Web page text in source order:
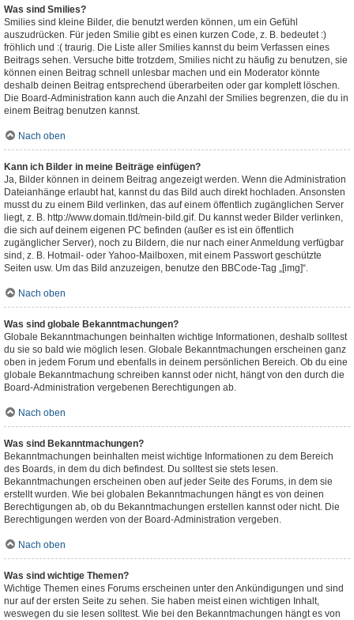
Was sind Smilies?
Smilies sind kleine Bilder, die benutzt werden können, um ein Gefühl
auszudrücken. Für jeden Smilie gibt es einen kurzen Code, z. B. bedeutet :)
fröhlich und :( traurig. Die Liste aller Smilies kannst du beim Verfassen eines
Beitrags sehen. Versuche bitte trotzdem, Smilies nicht zu häufig zu benutzen, sie
können einen Beitrag schnell unlesbar machen und ein Moderator könnte
deshalb deinen Beitrag entsprechend überarbeiten oder gar komplett löschen.
Die Board-Administration kann auch die Anzahl der Smilies begrenzen, die du in
einem Beitrag benutzen kannst.
Nach oben
Kann ich Bilder in meine Beiträge einfügen?
Ja, Bilder können in deinem Beitrag angezeigt werden. Wenn die Administration
Dateianhänge erlaubt hat, kannst du das Bild auch direkt hochladen. Ansonsten
musst du zu einem Bild verlinken, das auf einem öffentlich zugänglichen Server
liegt, z. B. http://www.domain.tld/mein-bild.gif. Du kannst weder Bilder verlinken,
die sich auf deinem eigenen PC befinden (außer es ist ein öffentlich
zugänglicher Server), noch zu Bildern, die nur nach einer Anmeldung verfügbar
sind, z. B. Hotmail- oder Yahoo-Mailboxen, mit einem Passwort geschützte
Seiten usw. Um das Bild anzuzeigen, benutze den BBCode-Tag „[img]“.
Nach oben
Was sind globale Bekanntmachungen?
Globale Bekanntmachungen beinhalten wichtige Informationen, deshalb solltest
du sie so bald wie möglich lesen. Globale Bekanntmachungen erscheinen ganz
oben in jedem Forum und ebenfalls in deinem persönlichen Bereich. Ob du eine
globale Bekanntmachung schreiben kannst oder nicht, hängt von den durch die
Board-Administration vergebenen Berechtigungen ab.
Nach oben
Was sind Bekanntmachungen?
Bekanntmachungen beinhalten meist wichtige Informationen zu dem Bereich
des Boards, in dem du dich befindest. Du solltest sie stets lesen.
Bekanntmachungen erscheinen oben auf jeder Seite des Forums, in dem sie
erstellt wurden. Wie bei globalen Bekanntmachungen hängt es von deinen
Berechtigungen ab, ob du Bekanntmachungen erstellen kannst oder nicht. Die
Berechtigungen werden von der Board-Administration vergeben.
Nach oben
Was sind wichtige Themen?
Wichtige Themen eines Forums erscheinen unter den Ankündigungen und sind
nur auf der ersten Seite zu sehen. Sie haben meist einen wichtigen Inhalt,
weswegen du sie lesen solltest. Wie bei den Bekanntmachungen hängt es von